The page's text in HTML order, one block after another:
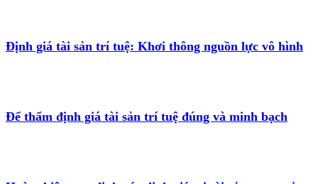
Định giá tài sản trí tuệ: Khơi thông nguồn lực vô hình
Để thẩm định giá tài sản trí tuệ đúng và minh bạch